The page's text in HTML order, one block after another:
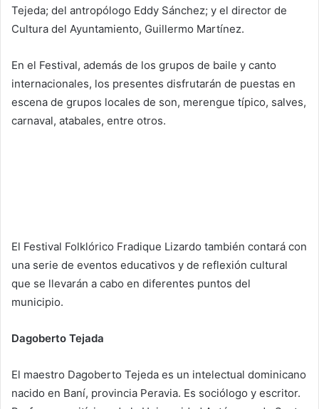
Tejeda; del antropólogo Eddy Sánchez; y el director de
Cultura del Ayuntamiento, Guillermo Martínez.
En el Festival, además de los grupos de baile y canto
internacionales, los presentes disfrutarán de puestas en
escena de grupos locales de son, merengue típico, salves,
carnaval, atabales, entre otros.
El Festival Folklórico Fradique Lizardo también contará con
una serie de eventos educativos y de reflexión cultural
que se llevarán a cabo en diferentes puntos del
municipio.
Dagoberto Tejada
El maestro Dagoberto Tejeda es un intelectual dominicano
nacido en Baní, provincia Peravia. Es sociólogo y escritor.